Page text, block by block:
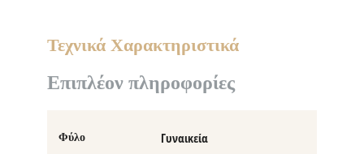
Τεχνικά Χαρακτηριστικά
Επιπλέον πληροφορίες
Φύλο Γυναικεία